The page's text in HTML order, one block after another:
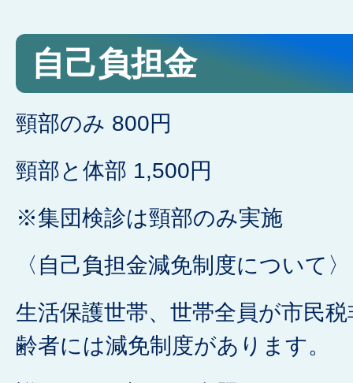
自己負担金
頸部のみ 800円
頸部と体部 1,500円
※集団検診は頸部のみ実施
〈自己負担金減免制度について〉
生活保護世帯、世帯全員が市民
齢者には減免制度があります。